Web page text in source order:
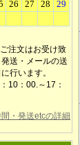
注文はお受け致
送・メールの送
行います。
10：00.～17：
・発送etcの詳細